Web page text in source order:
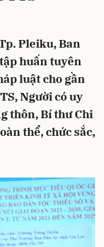
Pleiku, Ban
huấn tuyên
luật cho gần
Người có uy
thôn, Bí thư Chi
thể, chức sắc,